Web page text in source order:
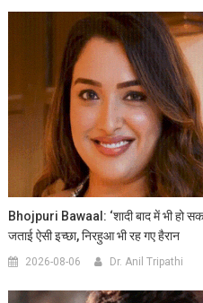
Bhojpuri Bawaal: ‘शादी बाद में भी हो
जताई ऐसी इच्छा, निरहुआ भी रह गए हैरान
2026-08-06 Dr. Anil Tripathi